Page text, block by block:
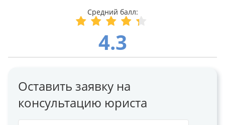
4.3
Оставить заявку на
консультацию юриста